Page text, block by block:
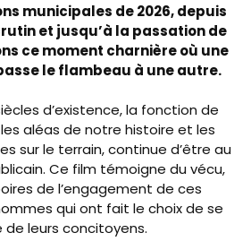
municipales de 2026, depuis
et jusqu’à la passation de
ce moment charnière où une
le flambeau à une autre.
d’existence, la fonction de
aléas de notre histoire et les
sur le terrain, continue d’être au
Ce film témoigne du vécu,
de l’engagement de ces
qui ont fait le choix de se
leurs concitoyens.